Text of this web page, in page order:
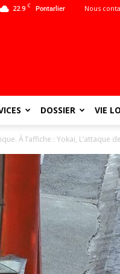
22.9 C Pontarlier Nous
DOSSIER VIE
À l’affiche : Yokai, L’attaque